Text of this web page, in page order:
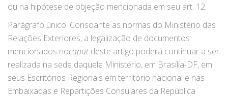
ou na hipótese de objeção mencionada em seu art. 12.
Parágrafo único. Consoante as normas do Ministério das
Relações Exteriores, a legalização de documentos
mencionados nocaputdeste artigo poderá continuar a ser
realizada na sede daquele Ministério, em Brasília-DF, em
seus Escritórios Regionais em território nacional e nas
Embaixadas e Repartições Consulares da República